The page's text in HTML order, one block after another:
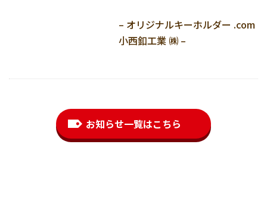
– オリジナルキーホルダー .com
小西釦工業 ㈱ –
お知らせ一覧はこちら